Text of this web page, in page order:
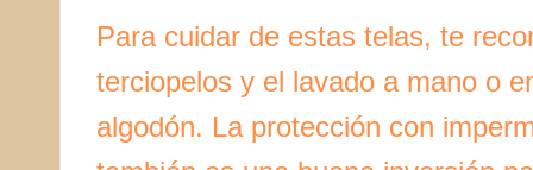
Para cuidar de estas telas, te
terciopelos y el lavado a mano o
algodón. La protección con